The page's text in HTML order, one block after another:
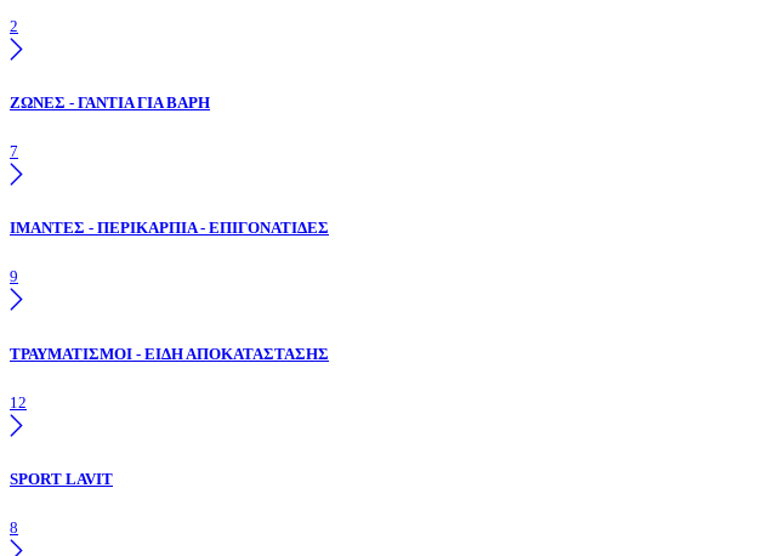
2
ΖΩΝΕΣ - ΓΑΝΤΙΑ ΓΙΑ ΒΑΡΗ
7
ΙΜΑΝΤΕΣ - ΠΕΡΙΚΑΡΠΙΑ - ΕΠΙΓΟΝΑΤΙΔΕΣ
9
ΤΡΑΥΜΑΤΙΣΜΟΙ - ΕΙΔΗ ΑΠΟΚΑΤΑΣΤΑΣΗΣ
12
SPORT LAVIT
8